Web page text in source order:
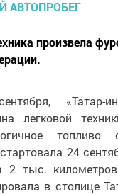
произвела
«Татар-
легковой
топливо
24
2 тыс.
в столице